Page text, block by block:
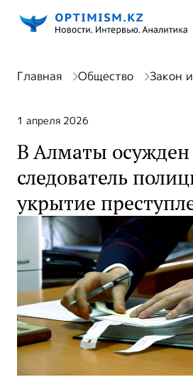
Главная Общество Закон
1 апреля 2026
В Алматы
следователь
укрытие